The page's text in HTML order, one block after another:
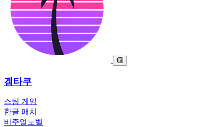
겜타쿠
스팀 게임
한글 패치
비주얼노벨